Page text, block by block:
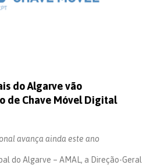
do Algarve vão
de Chave Móvel Digital
avança ainda este ano
do Algarve – AMAL, a Direção-Geral